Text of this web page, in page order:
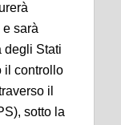
sarà
degli Stati
il controllo
il
sotto la